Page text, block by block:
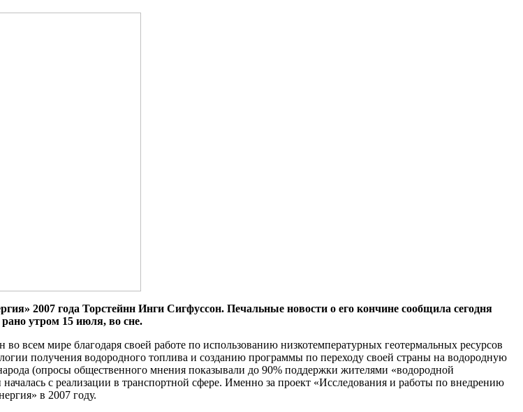
2007 года Торстейнн Инги Сигфуссон. Печальные новости о его кончине сообщила сегодня
утром 15 июля, во сне.
всем мире благодаря своей работе по использованию низкотемпературных геотермальных ресурсов
получения водородного топлива и созданию программы по переходу своей страны на водородную
(опросы общественного мнения показывали до 90% поддержки жителями «водородной
с реализации в транспортной сфере. Именно за проект «Исследования и работы по внедрению
в 2007 году.